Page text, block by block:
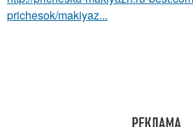
prichesok/makiyaz...